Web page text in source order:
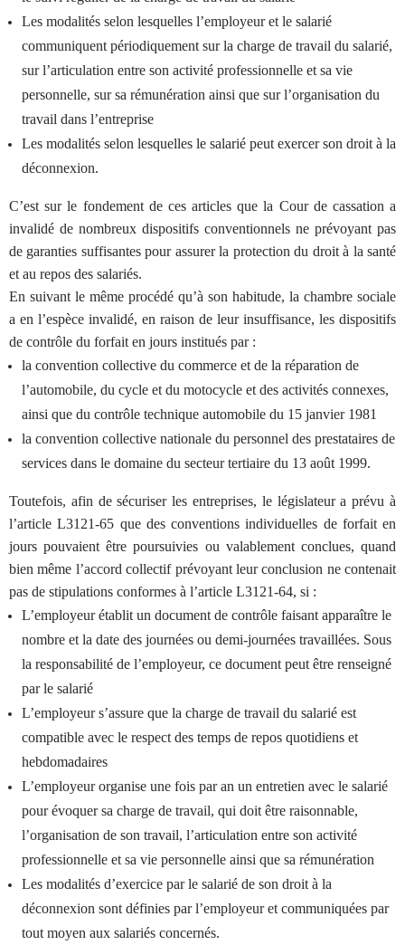
Les modalités selon lesquelles l’employeur et le salarié
communiquent périodiquement sur la charge de travail du salarié,
sur l’articulation entre son activité professionnelle et sa vie
personnelle, sur sa rémunération ainsi que sur l’organisation du
travail dans l’entreprise
Les modalités selon lesquelles le salarié peut exercer son droit à la
déconnexion.
C’est sur le fondement de ces articles que la Cour de cassation a
invalidé de nombreux dispositifs conventionnels ne prévoyant pas
de garanties suffisantes pour assurer la protection du droit à la santé
et au repos des salariés.
En suivant le même procédé qu’à son habitude, la chambre sociale
a en l’espèce invalidé, en raison de leur insuffisance, les dispositifs
de contrôle du forfait en jours institués par :
la convention collective du commerce et de la réparation de
l’automobile, du cycle et du motocycle et des activités connexes,
ainsi que du contrôle technique automobile du 15 janvier 1981
la convention collective nationale du personnel des prestataires de
services dans le domaine du secteur tertiaire du 13 août 1999.
Toutefois, afin de sécuriser les entreprises, le législateur a prévu à
l’article L3121-65 que des conventions individuelles de forfait en
jours pouvaient être poursuivies ou valablement conclues, quand
bien même l’accord collectif prévoyant leur conclusion ne contenait
pas de stipulations conformes à l’article L3121-64, si :
L’employeur établit un document de contrôle faisant apparaître le
nombre et la date des journées ou demi-journées travaillées. Sous
la responsabilité de l’employeur, ce document peut être renseigné
par le salarié
L’employeur s’assure que la charge de travail du salarié est
compatible avec le respect des temps de repos quotidiens et
hebdomadaires
L’employeur organise une fois par an un entretien avec le salarié
pour évoquer sa charge de travail, qui doit être raisonnable,
l’organisation de son travail, l’articulation entre son activité
professionnelle et sa vie personnelle ainsi que sa rémunération
Les modalités d’exercice par le salarié de son droit à la
déconnexion sont définies par l’employeur et communiquées par
tout moyen aux salariés concernés.